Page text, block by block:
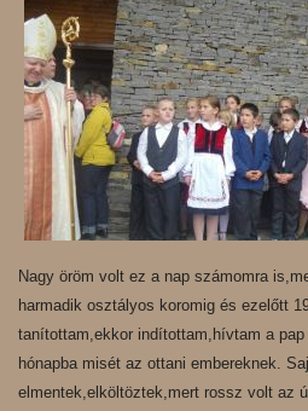
Nagy öröm volt ez a nap számomra
harmadik osztályos koromig és ezelőtt
tanítottam,ekkor indítottam,hívtam a
hónapba misét az ottani embereknek.
elmentek,elköltöztek,mert rossz volt az